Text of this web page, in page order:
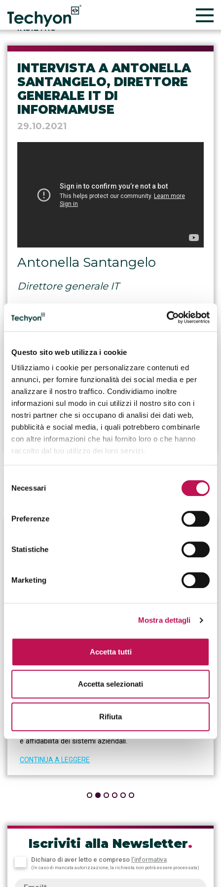
Questo sito web utilizza i cookie
Utilizziamo i cookie per personalizzare contenuti ed
annunci, per fornire funzionalità dei social media e per
analizzare il nostro traffico. Condividiamo inoltre
informazioni sul modo in cui utilizzi il nostro sito con i
nostri partner che si occupano di analisi dei dati web,
pubblicità e social media, i quali potrebbero combinarle
con altre informazioni che hai fornito loro o che hanno
raccolto dal tuo utilizzo dei loro servizi.
delNecessari
Preferenze
Statistiche
Marketing
Mostra dettagli
Accetta tutti
Accetta selezionati
Rifiuta
INDIETRO
INTERVISTA A ANTONELLA
SANTANGELO, DIRETTORE
GENERALE IT DI
INFORMAMUSE
29.10.2021
Antonella Santangelo
Direttore generale IT
InformAmuse
Information Technology IT
CONDIVIDI
infrastrutture IT, continuità operativa e
resilienza dei sistemi informativi aziendali
Il System Administrator gestisce infrastrutture IT,
server e reti, garantendo sicurezza, continuità operativa
e affidabilità dei sistemi aziendali.
CONTINUA A LEGGERE
Iscriviti alla Newsletter.
Dichiaro di aver letto e compreso l’informativa
(In caso di mancata autorizzazione, la richiesta non potrà essere processata)